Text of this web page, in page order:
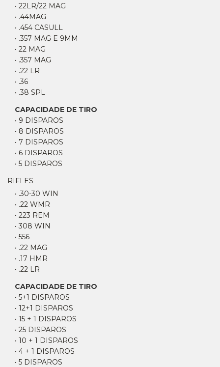
• 22LR/22 MAG
• .44MAG
• .454 CASULL
• .357 MAG E 9MM
• 22 MAG
• .357 MAG
• .22 LR
• .36
• .38 SPL
CAPACIDADE DE TIRO
• 9 DISPAROS
• 8 DISPAROS
• 7 DISPAROS
• 6 DISPAROS
• 5 DISPAROS
RIFLES
• .30-30 WIN
• .22 WMR
• 223 REM
• 308 WIN
• 556
• .22 MAG
• .17 HMR
• .22 LR
CAPACIDADE DE TIRO
• 5+1 DISPAROS
• 12+1 DISPAROS
• 15 + 1 DISPAROS
• 25 DISPAROS
• 10 + 1 DISPAROS
• 4 + 1 DISPAROS
• 5 DISPAROS